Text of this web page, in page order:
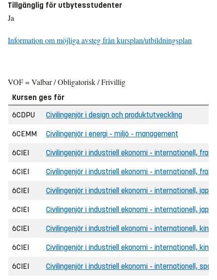
Tillgänglig för utbytesstudenter
Ja
Information om möjliga avsteg från kursplan/utbildningsplan
VOF = Valbar / Obligatorisk / Frivillig
Kursen ges för
6CDPU
Civilingenjör i design och produktutveckling
6CEMM Civilingenjör i energi - miljö - management
6CIEI Civilingenjör i industriell ekonomi - internationell,
6CIEI Civilingenjör i industriell ekonomi - internationell,
6CIEI Civilingenjör i industriell ekonomi - internationell,
6CIEI Civilingenjör i industriell ekonomi - internationell,
6CIEI Civilingenjör i industriell ekonomi - internationell,
6CIEI Civilingenjör i industriell ekonomi - internationell,
6CIEI Civilingenjör i industriell ekonomi - internationell,